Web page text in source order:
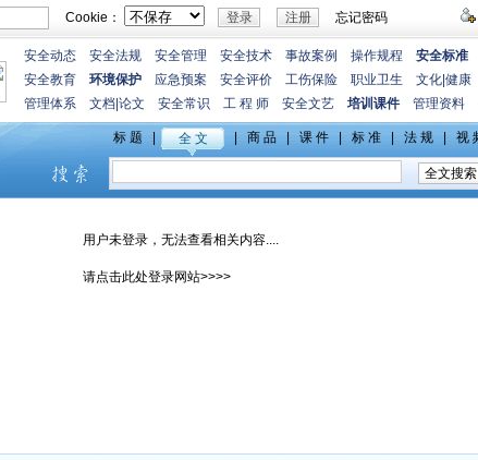
Cookie： 忘记密码
安全动态 安全法规 安全管理 安全技术 事故案例 操作规程
安全标准
安全教育
环境保护 应急预案 安全评价 工伤保险 职业卫生 文化 健康
管理体系
文档 论文 安全常识 工 程 师 安全文艺 培训课件 管理资料
用户未登录，无法查看相关内容....
请点击此处登录网站>>>>